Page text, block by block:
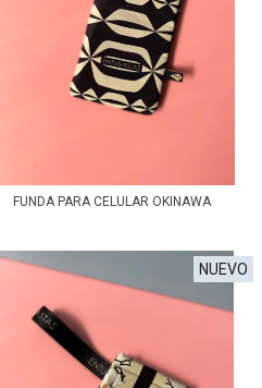
FUNDA PARA CELULAR OKINAWA
NUEVO